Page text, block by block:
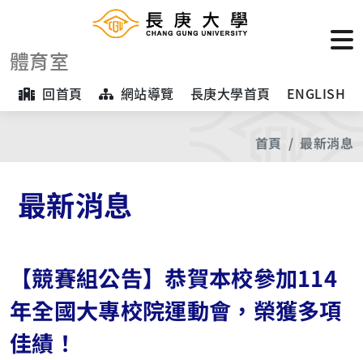
體育室
回首頁 網站導覽 長庚大學首頁 ENGLISH
首頁 最新消息
最新消息
【競賽組公告】恭賀本校參加114
年全國大專校院運動會，榮獲多項
佳績！